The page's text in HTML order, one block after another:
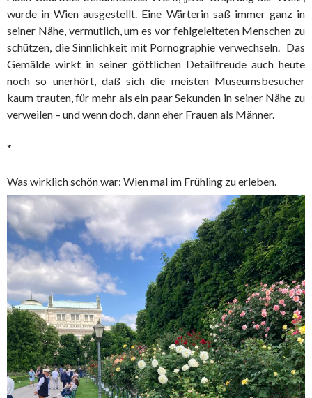
wurde in Wien ausgestellt. Eine Wärterin saß immer ganz in
seiner Nähe, vermutlich, um es vor fehlgeleiteten Menschen zu
schützen, die Sinnlichkeit mit Pornographie verwechseln. Das
Gemälde wirkt in seiner göttlichen Detailfreude auch heute
noch so unerhört, daß sich die meisten Museumsbesucher
kaum trauten, für mehr als ein paar Sekunden in seiner Nähe zu
verweilen – und wenn doch, dann eher Frauen als Männer.
*
Was wirklich schön war: Wien mal im Frühling zu erleben.